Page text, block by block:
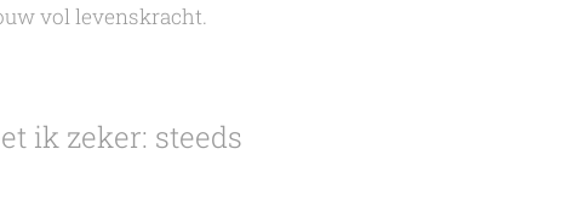
vol levenskracht.
ik zeker: steeds